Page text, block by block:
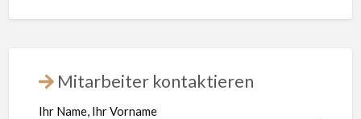
Mitarbeiter kontaktieren
Ihr Name, Ihr Vorname